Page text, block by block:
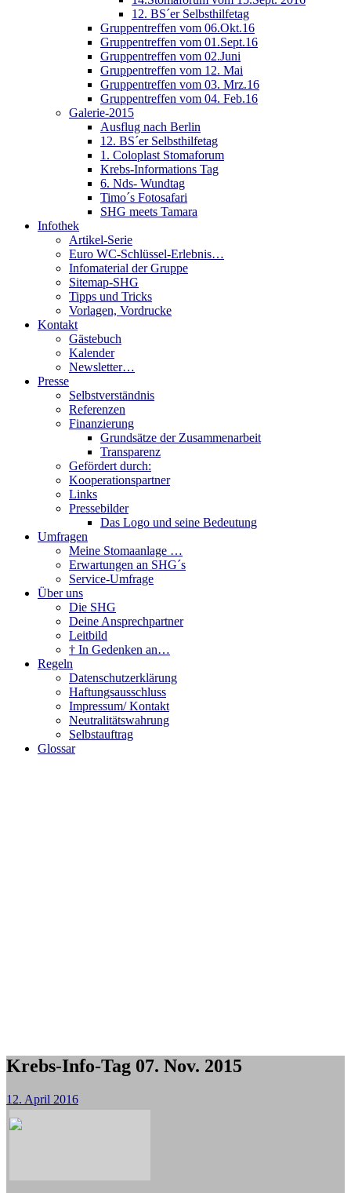
12. BS´er Selbsthilfetag
Gruppentreffen vom 06.Okt.16
Gruppentreffen vom 01.Sept.16
Gruppentreffen vom 02.Juni
Gruppentreffen vom 12. Mai
Gruppentreffen vom 03. Mrz.16
Gruppentreffen vom 04. Feb.16
Galerie-2015
Ausflug nach Berlin
12. BS´er Selbsthilfetag
1. Coloplast Stomaforum
Krebs-Informations Tag
6. Nds- Wundtag
Timo´s Fotosafari
SHG meets Tamara
Infothek
Artikel-Serie
Euro WC-Schlüssel-Erlebnis…
Infomaterial der Gruppe
Sitemap-SHG
Tipps und Tricks
Vorlagen, Vordrucke
Kontakt
Gästebuch
Kalender
Newsletter…
Presse
Selbstverständnis
Referenzen
Finanzierung
Grundsätze der Zusammenarbeit
Transparenz
Gefördert durch:
Kooperationspartner
Links
Pressebilder
Das Logo und seine Bedeutung
Umfragen
Meine Stomaanlage …
Erwartungen an SHG´s
Service-Umfrage
Über uns
Die SHG
Deine Ansprechpartner
Leitbild
† In Gedenken an…
Regeln
Datenschutzerklärung
Haftungsausschluss
Impressum/ Kontakt
Neutralitätswahrung
Selbstauftrag
Glossar
Krebs-Info-Tag 07. Nov. 2015
12. April 2016